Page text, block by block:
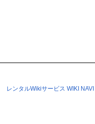
レンタルWikiサービス WIKI NAVI